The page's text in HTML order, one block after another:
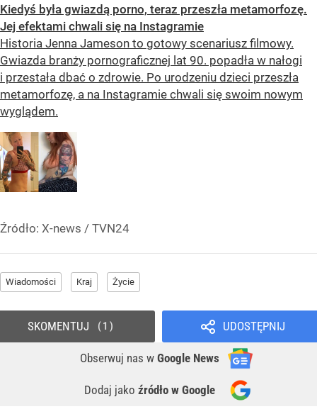
Kiedyś była gwiazdą porno, teraz przeszła metamorfozę.
Jej efektami chwali się na Instagramie
Historia Jenna Jameson to gotowy scenariusz filmowy.
Gwiazda branży pornograficznej lat 90. popadła w nałogi
i przestała dbać o zdrowie. Po urodzeniu dzieci przeszła
metamorfozę, a na Instagramie chwali się swoim nowym
wyglądem.
Źródło: X-news / TVN24
Wiadomości Kraj Życie
UDOSTĘPNIJ
Obserwuj nas w Google News
Dodaj jako źródło w Google
SKOMENTUJ 1